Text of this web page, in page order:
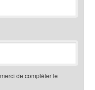
de compléter le